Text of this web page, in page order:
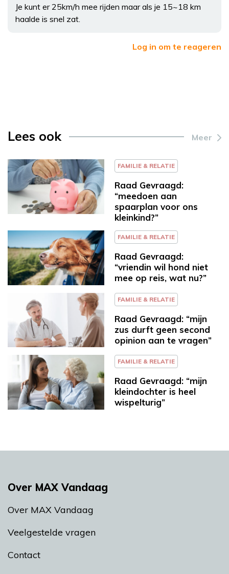
Je kunt er 25km/h mee rijden maar als je 15~18 km
haalde is snel zat.
Log in om te reageren
Lees ook Meer
FAMILIE & RELATIE
Raad Gevraagd:
“meedoen aan
spaarplan voor ons
kleinkind?”
FAMILIE & RELATIE
Raad Gevraagd:
“vriendin wil hond niet
mee op reis, wat nu?”
FAMILIE & RELATIE
Raad Gevraagd: “mijn
zus durft geen second
opinion aan te vragen”
FAMILIE & RELATIE
Raad Gevraagd: “mijn
kleindochter is heel
wispelturig”
Over MAX Vandaag
Over MAX Vandaag
Veelgestelde vragen
Contact